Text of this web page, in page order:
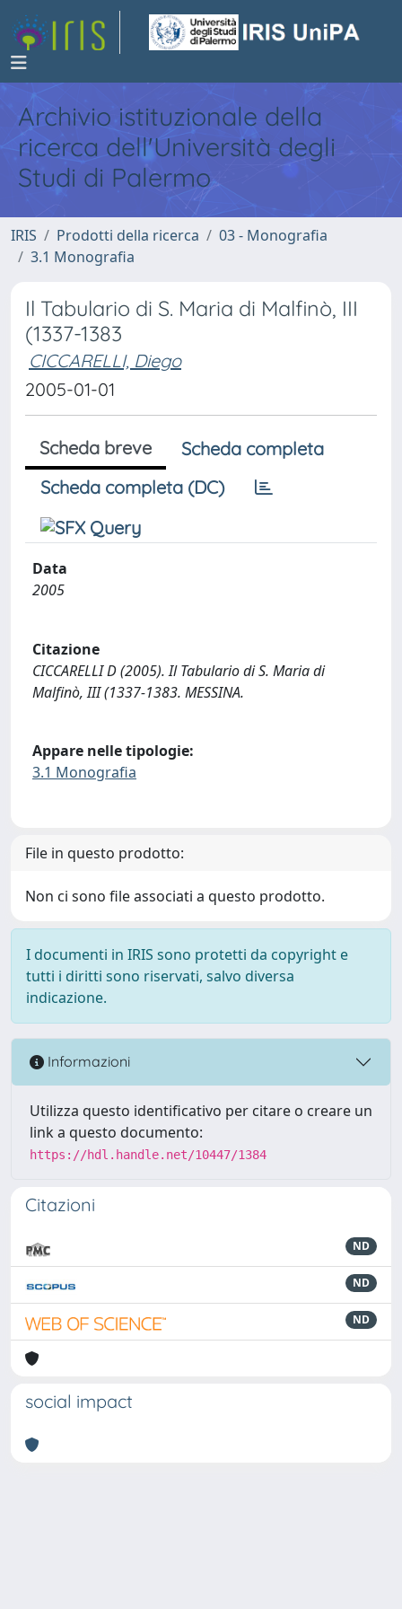
Archivio istituzionale della
ricerca dell'Università degli
Studi di Palermo
IRIS Prodotti della ricerca
03 - Monografia
3.1 Monografia
Il Tabulario di S. Maria di Malfinò, III
(1337-1383
CICCARELLI, Diego
2005-01-01
Scheda breve
Scheda completa
Scheda completa (DC)
Data
2005
Citazione
CICCARELLI D (2005). Il Tabulario di S. Maria di
Malfinò, III (1337-1383. MESSINA.
Appare nelle tipologie:
3.1 Monografia
File in questo prodotto:
Non ci sono file associati a questo prodotto.
I documenti in IRIS sono protetti da copyright e
tutti i diritti sono riservati, salvo diversa
indicazione.
Informazioni
Utilizza questo identificativo per citare o creare un
link a questo documento:
https://hdl.handle.net/10447/1384
Citazioni
ND
ND
ND
social impact